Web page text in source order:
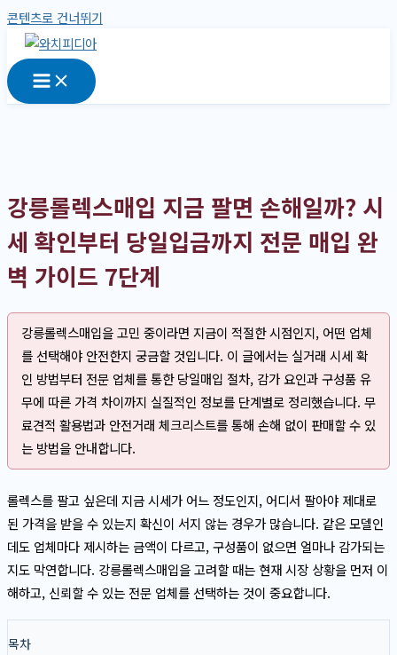
콘텐츠로 건너뛰기
강릉롤렉스매입 지금 팔면 손해일까? 시
세 확인부터 당일입금까지 전문 매입 완
벽 가이드 7단계
강릉롤렉스매입을 고민 중이라면 지금이 적절한 시점인지, 어떤 업체
를 선택해야 안전한지 궁금할 것입니다. 이 글에서는 실거래 시세 확
인 방법부터 전문 업체를 통한 당일매입 절차, 감가 요인과 구성품 유
무에 따른 가격 차이까지 실질적인 정보를 단계별로 정리했습니다. 무
료견적 활용법과 안전거래 체크리스트를 통해 손해 없이 판매할 수 있
는 방법을 안내합니다.
롤렉스를 팔고 싶은데 지금 시세가 어느 정도인지, 어디서 팔아야 제대로
된 가격을 받을 수 있는지 확신이 서지 않는 경우가 많습니다. 같은 모델인
데도 업체마다 제시하는 금액이 다르고, 구성품이 없으면 얼마나 감가되는
지도 막연합니다. 강릉롤렉스매입을 고려할 때는 현재 시장 상황을 먼저 이
해하고, 신뢰할 수 있는 전문 업체를 선택하는 것이 중요합니다.
목차